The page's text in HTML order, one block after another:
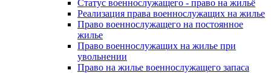
Статус военнослужащего - право на жильё
Реализация права военнослужащих на жилье
Право военнослужащего на постоянное
жилье
Право военнослужащих на жилье при
увольнении
Право на жилье военнослужащего запаса